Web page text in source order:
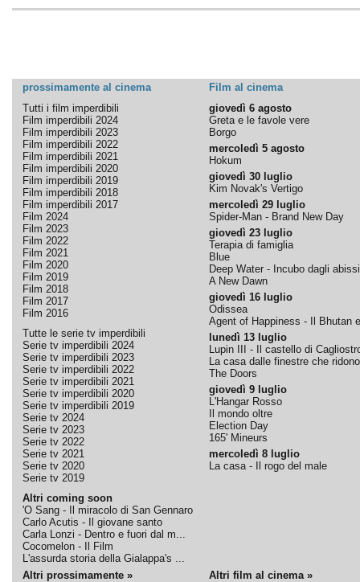
prossimamente al cinema
Film al cinema
Tutti i film imperdibili
Film imperdibili 2024
Film imperdibili 2023
Film imperdibili 2022
Film imperdibili 2021
Film imperdibili 2020
Film imperdibili 2019
Film imperdibili 2018
Film imperdibili 2017
Film 2024
Film 2023
Film 2022
Film 2021
Film 2020
Film 2019
Film 2018
Film 2017
Film 2016
Tutte le serie tv imperdibili
Serie tv imperdibili 2024
Serie tv imperdibili 2023
Serie tv imperdibili 2022
Serie tv imperdibili 2021
Serie tv imperdibili 2020
Serie tv imperdibili 2019
Serie tv 2024
Serie tv 2023
Serie tv 2022
Serie tv 2021
Serie tv 2020
Serie tv 2019
Altri coming soon
'O Sang - Il miracolo di San Gennaro
Carlo Acutis - Il giovane santo
Carla Lonzi - Dentro e fuori dal m...
Cocomelon - Il Film
L'assurda storia della Gialappa's ...
giovedì 6 agosto
Greta e le favole vere
Borgo
mercoledì 5 agosto
Hokum
giovedì 30 luglio
Kim Novak's Vertigo
mercoledì 29 luglio
Spider-Man - Brand New Day
giovedì 23 luglio
Terapia di famiglia
Blue
Deep Water - Incubo dagli abissi
A New Dawn
giovedì 16 luglio
Odissea
Agent of Happiness - Il Bhutan
lunedì 13 luglio
Lupin III - Il castello di
La casa dalle finestre che ridono
The Doors
giovedì 9 luglio
L'Hangar Rosso
Il mondo oltre
Election Day
165' Mineurs
mercoledì 8 luglio
La casa - Il rogo del male
Altri prossimamente » Altri film al cinema »